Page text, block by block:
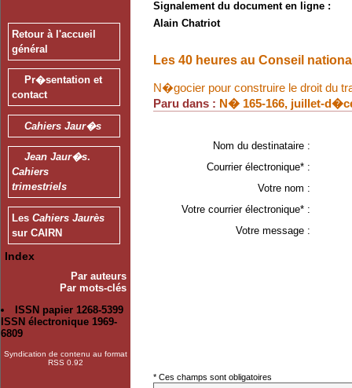
Retour à l'accueil
général
Pr�sentation et
contact
Cahiers Jaur�s
Jean Jaur�s.
Cahiers
trimestriels
Les Cahiers Jaurès
sur CAIRN
Index
Par auteurs
Par mots-clés
ISSN papier 1268-5399
ISSN électronique 1969-
6809
Syndication de contenu au format
RSS 0.92
Signalement du document en ligne :
Alain Chatriot
Les 40 heures au Conseil
N�gocier pour construire le droit du
Paru dans : N� 165-166, juillet-
Nom du destinataire :
Courrier électronique* :
Votre nom :
Votre courrier électronique* :
Votre message :
* Ces champs sont obligatoires